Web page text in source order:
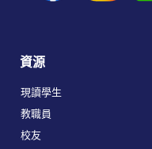
資源
現讀學生
教職員
校友